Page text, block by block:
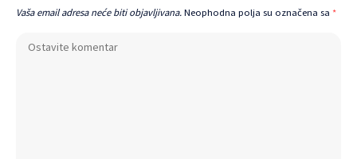
Vaša email adresa neće biti objavljivana. Neophodna polja su označena sa *